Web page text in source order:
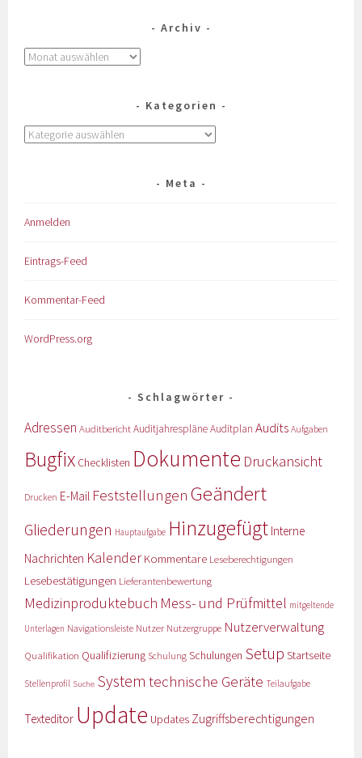
Archiv
Kategorien
Meta
Anmelden
Eintrags-Feed
Kommentar-Feed
WordPress.org
Schlagwörter
Adressen AuditberichtAuditjahrespläneAuditplan Audits Aufgaben
Bugfix Checklisten Dokumente Druckansicht
Drucken E-Mail Feststellungen Geändert
Gliederungen Hauptaufgabe Hinzugefügt Interne
Nachrichten KalenderKommentare Leseberechtigungen
Lesebestätigungen Lieferantenbewertung
Medizinproduktebuch Mess- und Prüfmittel mitgeltende
Unterlagen Navigationsleiste Nutzer Nutzergruppe Nutzerverwaltung
Qualifikation Qualifizierung Schulung Schulungen Setup Startseite
Stellenprofil Suche System technische Geräte Teilaufgabe
Texteditor Update Updates Zugriffsberechtigungen